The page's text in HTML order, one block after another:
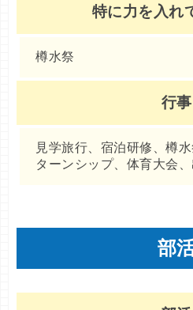
特に力を入れ
樽水祭
行事
見学旅行、宿泊研修、樽
ターンシップ、体育大会
部